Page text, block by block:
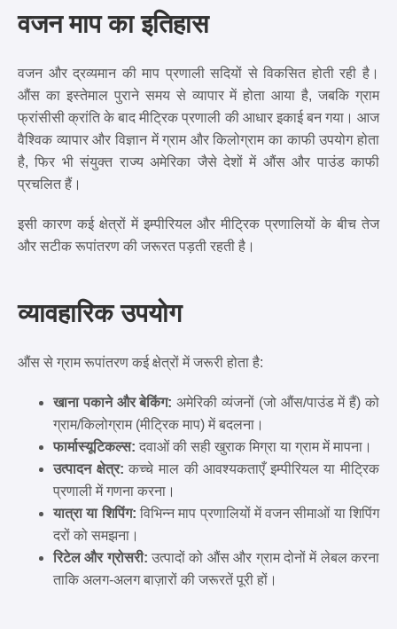
वजन माप का इतिहास
वजन और द्रव्यमान की माप प्रणाली सदियों से विकसित होती रही है।
औंस का इस्तेमाल पुराने समय से व्यापार में होता आया है, जबकि ग्राम
फ्रांसीसी क्रांति के बाद मीट्रिक प्रणाली की आधार इकाई बन गया। आज
वैश्विक व्यापार और विज्ञान में ग्राम और किलोग्राम का काफी उपयोग होता
है, फिर भी संयुक्त राज्य अमेरिका जैसे देशों में औंस और पाउंड काफी
प्रचलित हैं।
इसी कारण कई क्षेत्रों में इम्पीरियल और मीट्रिक प्रणालियों के बीच तेज
और सटीक रूपांतरण की जरूरत पड़ती रहती है।
व्यावहारिक उपयोग
औंस से ग्राम रूपांतरण कई क्षेत्रों में जरूरी होता है:
खाना पकाने और बेकिंग: अमेरिकी व्यंजनों (जो औंस/पाउंड में हैं) को
ग्राम/किलोग्राम (मीट्रिक माप) में बदलना।
फार्मास्यूटिकल्स: दवाओं की सही खुराक मिग्रा या ग्राम में मापना।
उत्पादन क्षेत्र: कच्चे माल की आवश्यकताएँ इम्पीरियल या मीट्रिक
प्रणाली में गणना करना।
यात्रा या शिपिंग: विभिन्न माप प्रणालियों में वजन सीमाओं या शिपिंग
दरों को समझना।
रिटेल और ग्रोसरी: उत्पादों को औंस और ग्राम दोनों में लेबल करना
ताकि अलग-अलग बाज़ारों की जरूरतें पूरी हों।